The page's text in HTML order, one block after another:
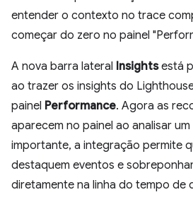
entender o contexto no trace
começar do zero no painel
A nova barra lateral Insightsestá
ao trazer os insights do
painel Performance. Agora as
aparecem no painel ao analisar
importante, a integração permite
destaquem eventos e
diretamente na linha do tempo de